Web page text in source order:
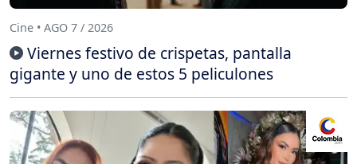
Cine • AGO 7 / 2026
Viernes festivo de crispetas, pantalla
gigante y uno de estos 5 peliculones